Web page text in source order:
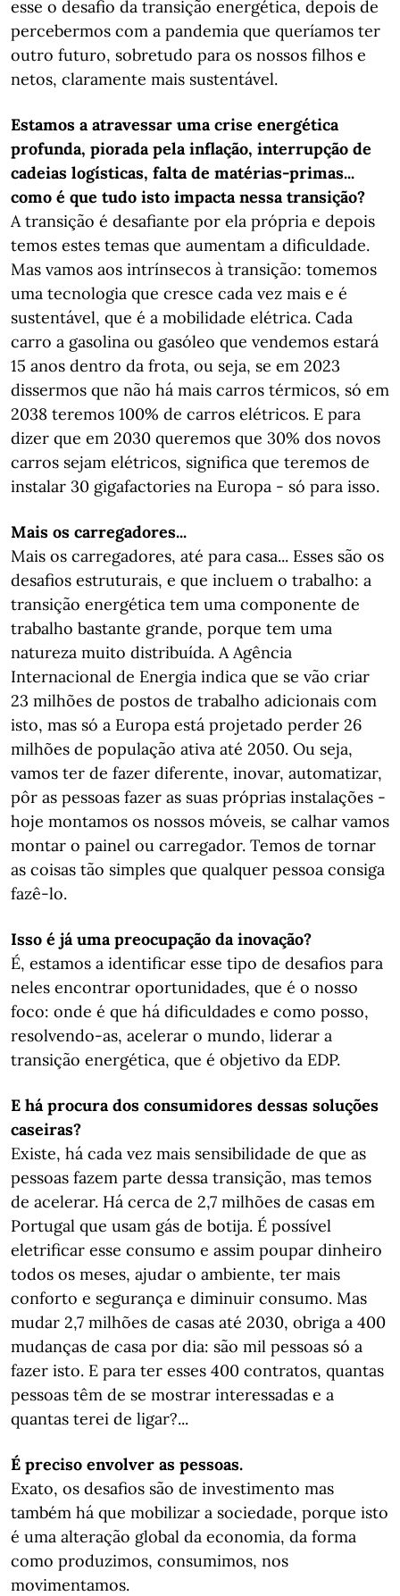
esse o desafio da transição energética, depois de
percebermos com a pandemia que queríamos ter
outro futuro, sobretudo para os nossos filhos e
netos, claramente mais sustentável.
Estamos a atravessar uma crise energética
profunda, piorada pela inflação, interrupção de
cadeias logísticas, falta de matérias-primas...
como é que tudo isto impacta nessa transição?
A transição é desafiante por ela própria e depois
temos estes temas que aumentam a dificuldade.
Mas vamos aos intrínsecos à transição: tomemos
uma tecnologia que cresce cada vez mais e é
sustentável, que é a mobilidade elétrica. Cada
carro a gasolina ou gasóleo que vendemos estará
15 anos dentro da frota, ou seja, se em 2023
dissermos que não há mais carros térmicos, só em
2038 teremos 100% de carros elétricos. E para
dizer que em 2030 queremos que 30% dos novos
carros sejam elétricos, significa que teremos de
instalar 30 gigafactories na Europa - só para isso.
Mais os carregadores...
Mais os carregadores, até para casa... Esses são os
desafios estruturais, e que incluem o trabalho: a
transição energética tem uma componente de
trabalho bastante grande, porque tem uma
natureza muito distribuída. A Agência
Internacional de Energia indica que se vão criar
23 milhões de postos de trabalho adicionais com
isto, mas só a Europa está projetado perder 26
milhões de população ativa até 2050. Ou seja,
vamos ter de fazer diferente, inovar, automatizar,
pôr as pessoas fazer as suas próprias instalações -
hoje montamos os nossos móveis, se calhar vamos
montar o painel ou carregador. Temos de tornar
as coisas tão simples que qualquer pessoa consiga
fazê-lo.
Isso é já uma preocupação da inovação?
É, estamos a identificar esse tipo de desafios para
neles encontrar oportunidades, que é o nosso
foco: onde é que há dificuldades e como posso,
resolvendo-as, acelerar o mundo, liderar a
transição energética, que é objetivo da EDP.
E há procura dos consumidores dessas soluções
caseiras?
Existe, há cada vez mais sensibilidade de que as
pessoas fazem parte dessa transição, mas temos
de acelerar. Há cerca de 2,7 milhões de casas em
Portugal que usam gás de botija. É possível
eletrificar esse consumo e assim poupar dinheiro
todos os meses, ajudar o ambiente, ter mais
conforto e segurança e diminuir consumo. Mas
mudar 2,7 milhões de casas até 2030, obriga a 400
mudanças de casa por dia: são mil pessoas só a
fazer isto. E para ter esses 400 contratos, quantas
pessoas têm de se mostrar interessadas e a
quantas terei de ligar?...
É preciso envolver as pessoas.
Exato, os desafios são de investimento mas
também há que mobilizar a sociedade, porque isto
é uma alteração global da economia, da forma
como produzimos, consumimos, nos
movimentamos.